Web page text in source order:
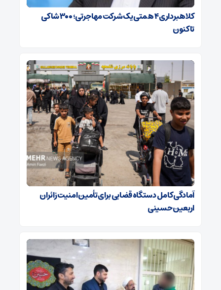
کلاهبرداری ۴ همتی یک شرکت مهاجرتی؛ ۳۰۰ شاکی
تاکنون
آمادگی کامل دستگاه قضایی برای تأمین امنیت زائران
اربعین حسینی